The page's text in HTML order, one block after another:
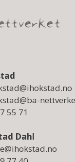
55 71
Dahl